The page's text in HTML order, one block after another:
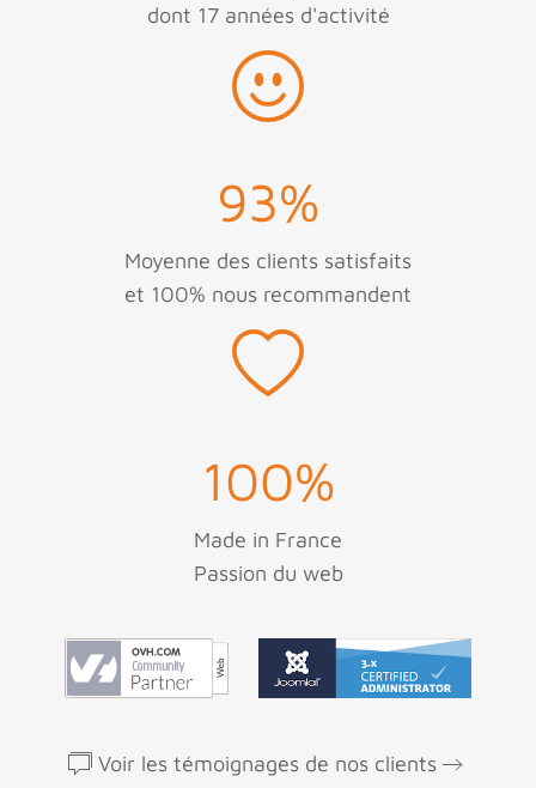
dont 17 années d'activité
93%
Moyenne des clients satisfaits
et 100% nous recommandent
100%
Made in France
Passion du web
Voir les témoignages de nos clients